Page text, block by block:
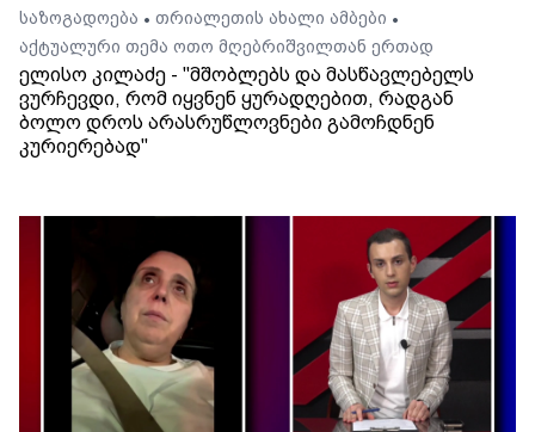
საზოგადოება • თრიალეთის ახალი ამბები •
აქტუალური თემა ოთო მღებრიშვილთან ერთად
ელისო კილაძე - "მშობლებს და მასწავლებელს
ვურჩევდი, რომ იყვნენ ყურადღებით, რადგან
ბოლო დროს არასრუწლოვნები გამოჩდნენ
კურიერებად"